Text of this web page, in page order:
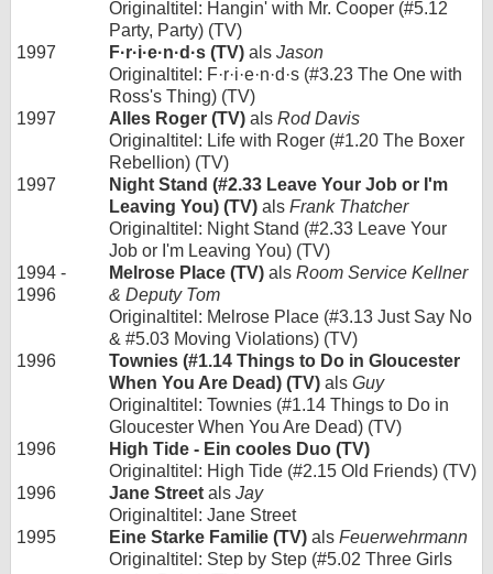
Originaltitel: Hangin' with Mr. Cooper (#5.12
Party, Party) (TV)
1997
F·r·i·e·n·d·s (TV) als Jason
Originaltitel: F·r·i·e·n·d·s (#3.23 The One with
Ross's Thing) (TV)
1997
Alles Roger (TV) als Rod Davis
Originaltitel: Life with Roger (#1.20 The Boxer
Rebellion) (TV)
1997
Night Stand (#2.33 Leave Your Job or I'm
Leaving You) (TV) als Frank Thatcher
Originaltitel: Night Stand (#2.33 Leave Your
Job or I'm Leaving You) (TV)
1994 -
1996
Melrose Place (TV) als Room Service Kellner
& Deputy Tom
Originaltitel: Melrose Place (#3.13 Just Say No
& #5.03 Moving Violations) (TV)
1996
Townies (#1.14 Things to Do in Gloucester
When You Are Dead) (TV) als Guy
Originaltitel: Townies (#1.14 Things to Do in
Gloucester When You Are Dead) (TV)
1996
High Tide - Ein cooles Duo (TV)
Originaltitel: High Tide (#2.15 Old Friends) (TV)
1996
Jane Street als Jay
Originaltitel: Jane Street
1995
Eine Starke Familie (TV) als Feuerwehrmann
Originaltitel: Step by Step (#5.02 Three Girls